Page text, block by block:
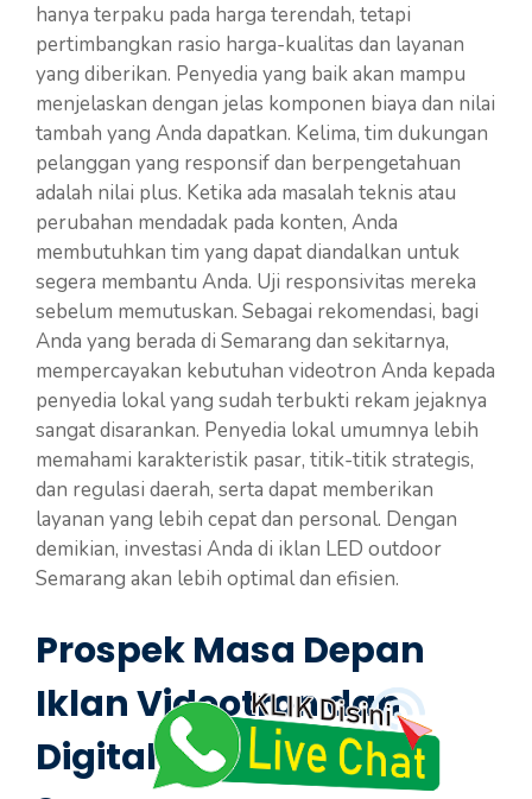
hanya terpaku pada harga terendah, tetapi
pertimbangkan rasio harga-kualitas dan layanan
yang diberikan. Penyedia yang baik akan mampu
menjelaskan dengan jelas komponen biaya dan nilai
tambah yang Anda dapatkan. Kelima, tim dukungan
pelanggan yang responsif dan berpengetahuan
adalah nilai plus. Ketika ada masalah teknis atau
perubahan mendadak pada konten, Anda
membutuhkan tim yang dapat diandalkan untuk
segera membantu Anda. Uji responsivitas mereka
sebelum memutuskan. Sebagai rekomendasi, bagi
Anda yang berada di Semarang dan sekitarnya,
mempercayakan kebutuhan videotron Anda kepada
penyedia lokal yang sudah terbukti rekam jejaknya
sangat disarankan. Penyedia lokal umumnya lebih
memahami karakteristik pasar, titik-titik strategis,
dan regulasi daerah, serta dapat memberikan
layanan yang lebih cepat dan personal. Dengan
demikian, investasi Anda di iklan LED outdoor
Semarang akan lebih optimal dan efisien.
Prospek Masa Depan
Iklan Videotron dan
Digital Display di